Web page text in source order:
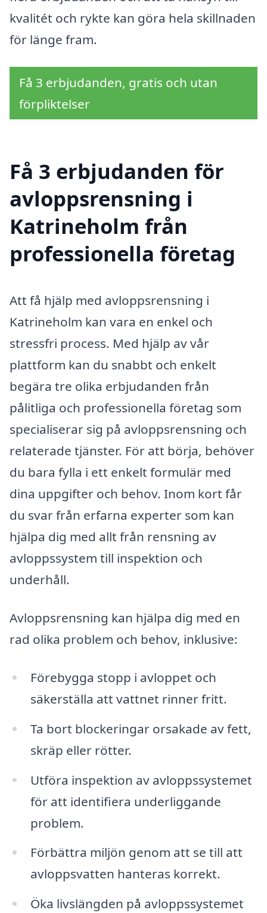
kvalitét och rykte kan göra hela skillnaden
för länge fram.
Få 3 erbjudanden, gratis och utan
förpliktelser
Få 3 erbjudanden för
avloppsrensning i
Katrineholm från
professionella företag
Att få hjälp med avloppsrensning i
Katrineholm kan vara en enkel och
stressfri process. Med hjälp av vår
plattform kan du snabbt och enkelt
begära tre olika erbjudanden från
pålitliga och professionella företag som
specialiserar sig på avloppsrensning och
relaterade tjänster. För att börja, behöver
du bara fylla i ett enkelt formulär med
dina uppgifter och behov. Inom kort får
du svar från erfarna experter som kan
hjälpa dig med allt från rensning av
avloppssystem till inspektion och
underhåll.
Avloppsrensning kan hjälpa dig med en
rad olika problem och behov, inklusive:
Förebygga stopp i avloppet och
säkerställa att vattnet rinner fritt.
Ta bort blockeringar orsakade av fett,
skräp eller rötter.
Utföra inspektion av avloppssystemet
för att identifiera underliggande
problem.
Förbättra miljön genom att se till att
avloppsvatten hanteras korrekt.
Öka livslängden på avloppssystemet